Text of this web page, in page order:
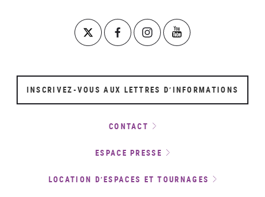
INSCRIVEZ-VOUS AUX LETTRES D’INFORMATIONS
CONTACT
ESPACE PRESSE
LOCATION D’ESPACES ET TOURNAGES